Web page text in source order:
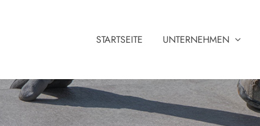
STARTSEITE UNTERNEHMEN